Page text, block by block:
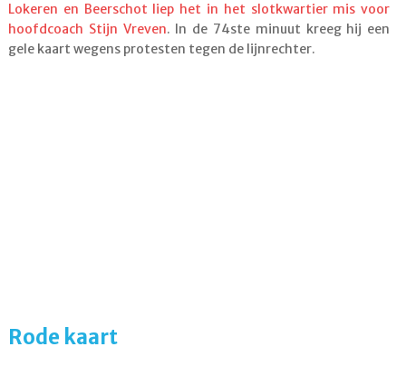
Lokeren en Beerschot liep het in het slotkwartier mis voor
hoofdcoach Stijn Vreven. In de 74ste minuut kreeg hij een
gele kaart wegens protesten tegen de lijnrechter.
Rode kaart